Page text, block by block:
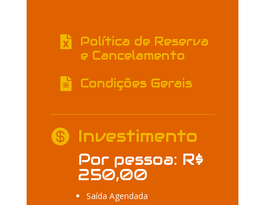

Política de Reserva
e Cancelamento
 Condições Gerais
 Investimento
Por pessoa: R$
250,00
Saída Agendada